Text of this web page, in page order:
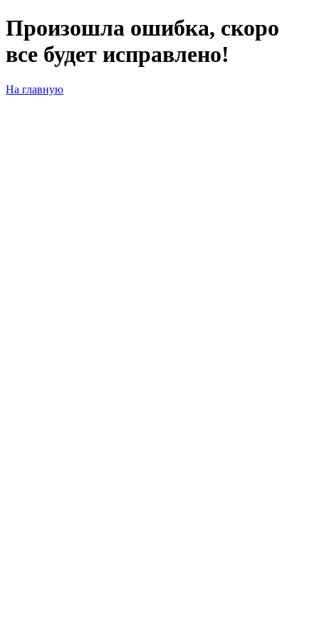
Произошла ошибка, скоро
все будет исправлено!
На главную